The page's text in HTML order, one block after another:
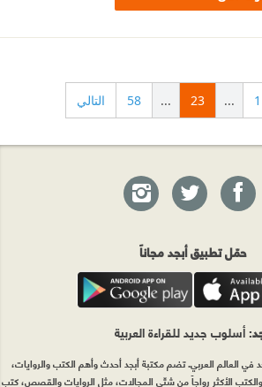
1
...
23
...
58 التالي
حمّل تطبيق أبجد مجاناً
: أسلوب جديد للقراءة العربية
في العالم العربي. تضم مكتبة أبجد أحدث وأهم الكتب والروايات،
والكتب الأكثر رواجاً من شتّى المجالات، مثل الروايات والقصص، كتب